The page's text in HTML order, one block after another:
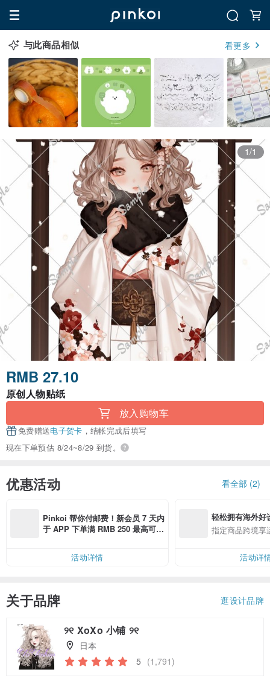
与此商品相似 看更多
1/1
RMB 27.10
原创人物贴纸
放入购物车
免费赠送电子贺卡 ，结帐完成后填写
现在下单预估 8/24~8/29 到货。
优惠活动 看全部 (2)
Pinkoi 帮你付邮费！新会员 7 天内
于 APP 下单满 RMB 250 最高可折
活动详情
轻松拥有海外好
指定商品跨境享
活动详
关于品牌 逛设计品牌
୨୧ XoXo 小铺 ୨୧
日本
5 (1,791)